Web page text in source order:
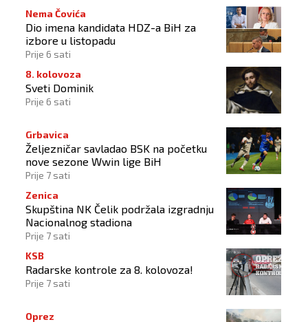
Nema Čovića
Dio imena kandidata HDZ-a BiH za
izbore u listopadu
Prije 6 sati
8. kolovoza
Sveti Dominik
Prije 6 sati
Grbavica
Željezničar savladao BSK na početku
nove sezone Wwin lige BiH
Prije 7 sati
Zenica
Skupština NK Čelik podržala izgradnju
Nacionalnog stadiona
Prije 7 sati
KSB
Radarske kontrole za 8. kolovoza!
Prije 7 sati
Oprez